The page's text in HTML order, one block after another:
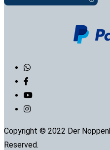
Copyright © 2022 Der
Reserved.